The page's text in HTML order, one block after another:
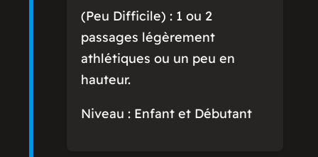
(Peu Difficile) : 1 ou 2
passages légèrement
athlétiques ou un peu en
hauteur.
Niveau : Enfant et Débutant